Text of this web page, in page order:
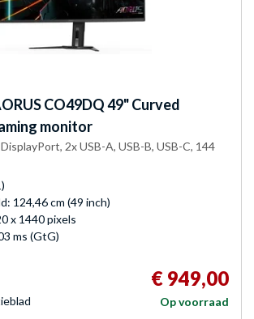
CO49DQ 49" Curved
monitor
2x USB-A, USB-B, USB-C, 144
124,46 cm (49 inch)
x 1440 pixels
ms (GtG)
€ 949,00
Op voorraad